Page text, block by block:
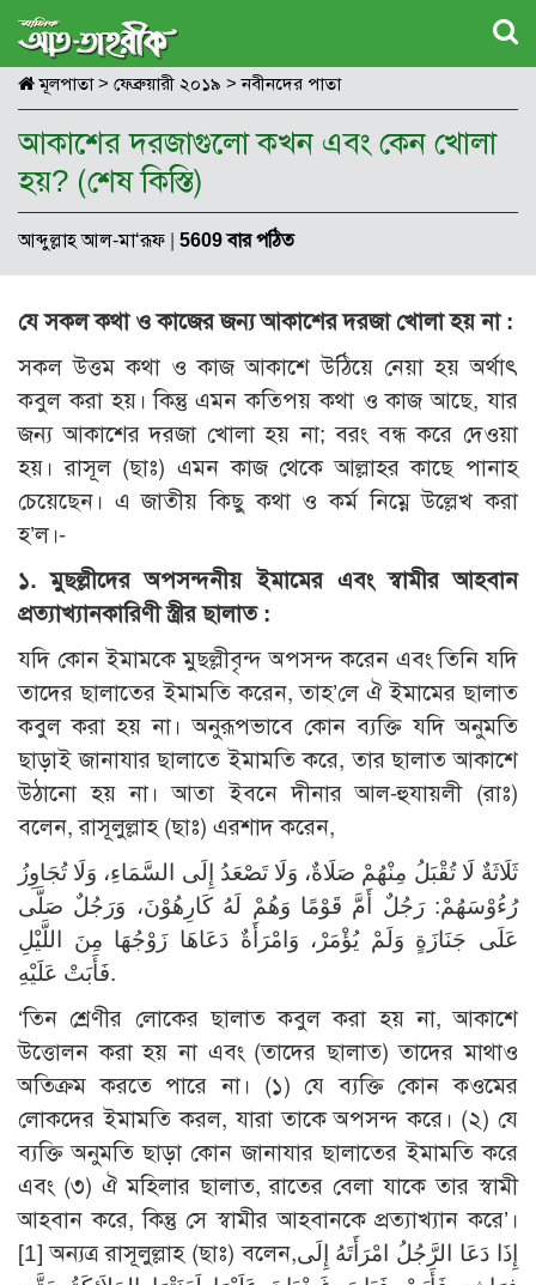
মূলপাতা> ফেব্রুয়ারী ২০১৯ > নবীনদের পাতা
আকাশের দরজাগুলো কখন এবং কেন খোলা
হয়? (শেষ কিস্তি)
আব্দুল্লাহ আল-মা‘রূফ | 5609 বার পঠিত
যে সকল কথা ও কাজের জন্য আকাশের দরজা খোলা হয় না :
সকল উত্তম কথা ও কাজ আকাশে উঠিয়ে নেয়া হয় অর্থাৎ
কবুল করা হয়। কিন্তু এমন কতিপয় কথা ও কাজ আছে, যার
জন্য আকাশের দরজা খোলা হয় না; বরং বন্ধ করে দেওয়া
হয়। রাসূল (ছাঃ) এমন কাজ থেকে আল্লাহর কাছে পানাহ
চেয়েছেন। এ জাতীয় কিছু কথা ও কর্ম নিম্নে উল্লেখ করা
হ’ল।-
১. মুছল্লীদের অপসন্দনীয় ইমামের এবং স্বামীর আহবান
প্রত্যাখ্যানকারিণী স্ত্রীর ছালাত :
যদি কোন ইমামকে মুছল্লীবৃন্দ অপসন্দ করেন এবং তিনি যদি
তাদের ছালাতের ইমামতি করেন, তাহ’লে ঐ ইমামের ছালাত
কবুল করা হয় না। অনুরূপভাবে কোন ব্যক্তি যদি অনুমতি
ছাড়াই জানাযার ছালাতে ইমামতি করে, তার ছালাত আকাশে
উঠানো হয় না। আতা ইবনে দীনার আল-হুযায়লী (রাঃ)
বলেন, রাসূলুল্লাহ (ছাঃ) এরশাদ করেন,
ثَلَاثَةٌ لَا تُقْبَلُ مِنْهُمْ صَلَاةٌ، وَلَا تَصْعَدُ إِلَى السَّمَاءِ، وَلَا تُجَاوِزُ
رُءُوْسَهُمْ: رَجُلٌ أَمَّ قَوْمًا وَهُمْ لَهُ كَارِهُوْنَ، وَرَجُلٌ صَلَّى
عَلَى جَنَازَةٍ وَلَمْ يُؤْمَرْ، وَامْرَأَةٌ دَعَاهَا زَوْجُهَا مِنَ اللَّيْلِ
فَأَبَتْ عَلَيْهِ.
‘তিন শ্রেণীর লোকের ছালাত কবুল করা হয় না, আকাশে
উত্তোলন করা হয় না এবং (তাদের ছালাত) তাদের মাথাও
অতিক্রম করতে পারে না। (১) যে ব্যক্তি কোন কওমের
লোকদের ইমামতি করল, যারা তাকে অপসন্দ করে। (২) যে
ব্যক্তি অনুমতি ছাড়া কোন জানাযার ছালাতের ইমামতি করে
এবং (৩) ঐ মহিলার ছালাত, রাতের বেলা যাকে তার স্বামী
আহবান করে, কিন্তু সে স্বামীর আহবানকে প্রত্যাখ্যান করে’।
[1] অন্যত্র রাসূলুল্লাহ (ছাঃ) বলেন,إِذَا دَعَا الرَّجُلُ امْرَأَتَهُ إِلَى